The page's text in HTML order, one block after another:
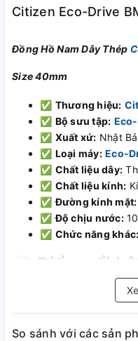
Citizen Eco-Drive
Đồng Hồ Nam Dây Thép
Size 40mm
✅ Thương hiệu:
✅ Bộ sưu tập:
✅ Xuất xứ: Nhật
✅ Loại máy: Eco-
✅ Chất liệu dây:
✅ Chất liệu kính:
✅Đường kính mặt:
✅Độ chịu nước:
✅ Chức năng khác:
💎 Điểm nổi
Drive
⚡Công nghệ
pin, không cần thay
So sánh với các sản